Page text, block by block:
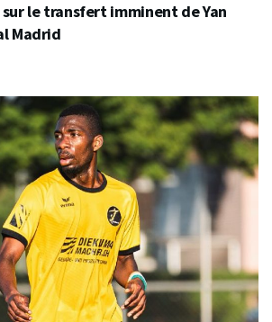
sur le transfert imminent de Yan
Madrid